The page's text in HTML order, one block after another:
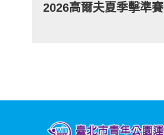
2026高爾夫夏季擊準賽